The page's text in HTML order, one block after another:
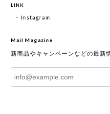
LINK
Instagram
Mail Magazine
新商品やキャンペーンなどの最新